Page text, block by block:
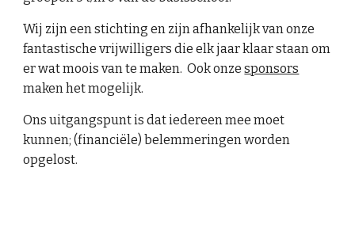
Wij zijn een stichting en zijn afhankelijk van onze
fantastische vrijwilligers die elk jaar klaar staan om
er wat moois van te maken. Ook onzesponsors
maken het mogelijk.
Ons uitgangspunt is dat iedereen mee moet
kunnen; (financiële) belemmeringen worden
opgelost.